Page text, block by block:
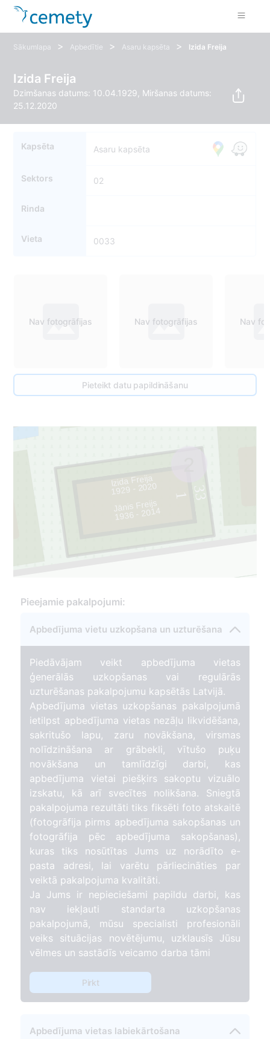
Sākumlapa > Apbedītie > Asaru kapsēta > Izida Freija
Izida Freija
Dzimšanas datums: 10.04.1929, Miršanas datums:
25.12.2020
Kapsēta Asaru kapsēta
Sektors 02
Rinda
Vieta 0033
Nav fotogrāfijas Nav fotogrāfijas Nav
Pieteikt datu papildināšanu
33
1
Izida Freija
1929 - 2020
Jānis Freijs
1936 - 2014
Pieejamie pakalpojumi:
Apbedījuma vietu uzkopšana un uzturēšana
Piedāvājam veikt apbedījuma vietas
ģenerālās uzkopšanas vai regulārās
uzturēšanas pakalpojumu kapsētās Latvijā.
Apbedījuma vietas uzkopšanas pakalpojumā
ietilpst apbedījuma vietas nezāļu likvidēšana,
sakritušo lapu, zaru novākšana, virsmas
nolīdzināšana ar grābekli, vītušo puķu
novākšana un tamlīdzīgi darbi, kas
apbedījuma vietai piešķirs sakoptu vizuālo
izskatu, kā arī svecītes nolikšana. Sniegtā
pakalpojuma rezultāti tiks fiksēti foto atskaitē
(fotogrāfija pirms apbedījuma sakopšanas un
fotogrāfija pēc apbedījuma sakopšanas),
kuras tiks nosūtītas Jums uz norādīto e-
pasta adresi, lai varētu pārliecināties par
veiktā pakalpojuma kvalitāti.
Ja Jums ir nepieciešami papildu darbi, kas
nav iekļauti standarta uzkopšanas
pakalpojumā, mūsu specialisti profesionāli
veiks situācijas novētējumu, uzklausīs Jūsu
vēlmes un sastādīs veicamo darba tāmi
Pirkt
Apbedījuma vietas labiekārtošana